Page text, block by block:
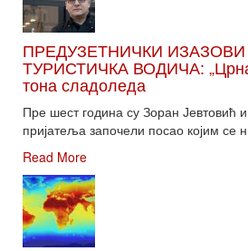
ПРЕДУЗЕТНИЧКИ
ТУРИСТИЧКА ВОДИЧА:
тона сладоледа
Пре шест година су Зоран Јевтовић
пријатеља започели посао којим се
Read More